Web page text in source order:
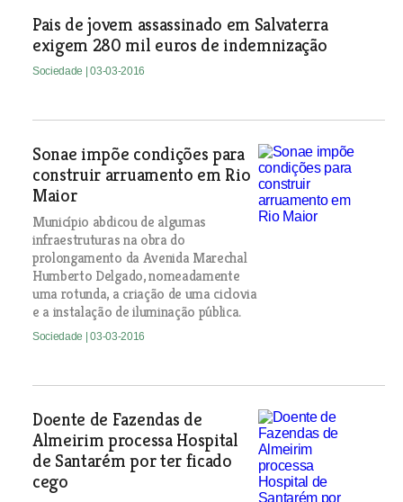
Pais de jovem assassinado em Salvaterra
exigem 280 mil euros de indemnização
Sociedade | 03-03-2016
Sonae impõe condições para
construir arruamento em Rio
Maior
Município abdicou de algumas
infraestruturas na obra do
prolongamento da Avenida Marechal
Humberto Delgado, nomeadamente
uma rotunda, a criação de uma ciclovia
e a instalação de iluminação pública.
Sociedade | 03-03-2016
Doente de Fazendas de
Almeirim processa Hospital
de Santarém por ter ficado
cego